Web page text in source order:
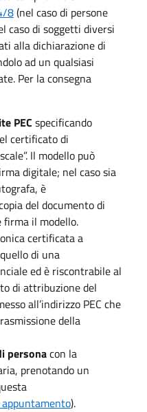
8(nel caso di persone
caso di soggetti diversi
alla dichiarazione di
ad un qualsiasi
Per la consegna
PEC specificando
certificato di
Il modello può
digitale; nel caso sia
è
del documento di
il modello.
certificata a
di una
ed è riscontrabile al
di attribuzione del
all’indirizzo PEC che
della
personacon la
prenotando un
).